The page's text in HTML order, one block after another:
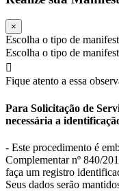
×
Escolha o tipo de
Escolha o tipo de
Fique atento a essa
Para Solicitação de
necessária a
- Este procedimento é
Complementar nº 840/
faça um registro
Seus dados serão